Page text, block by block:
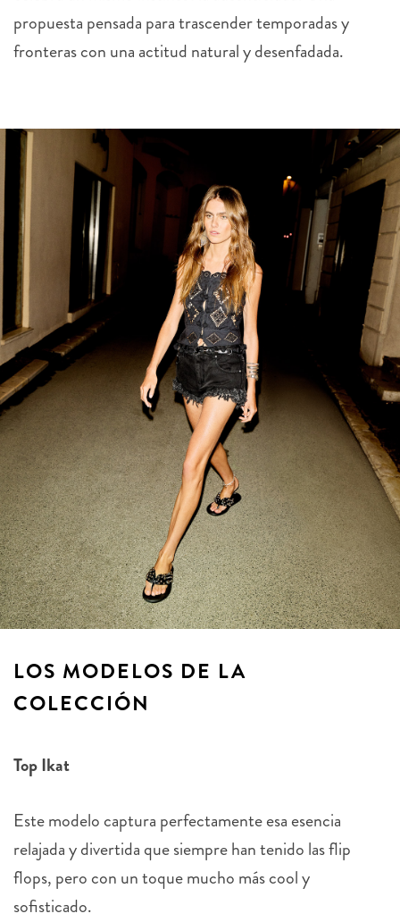
propuesta pensada para trascender temporadas y
fronteras con una actitud natural y desenfadada.
LOS MODELOS DE LA
COLECCIÓN
Top Ikat
Este modelo captura perfectamente esa esencia
relajada y divertida que siempre han tenido las flip
flops, pero con un toque mucho más cool y
sofisticado.